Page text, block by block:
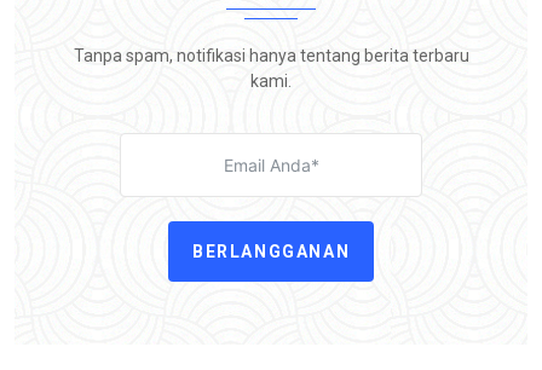
Tanpa spam, notifikasi hanya tentang berita terbaru
kami.
BERLANGGANAN